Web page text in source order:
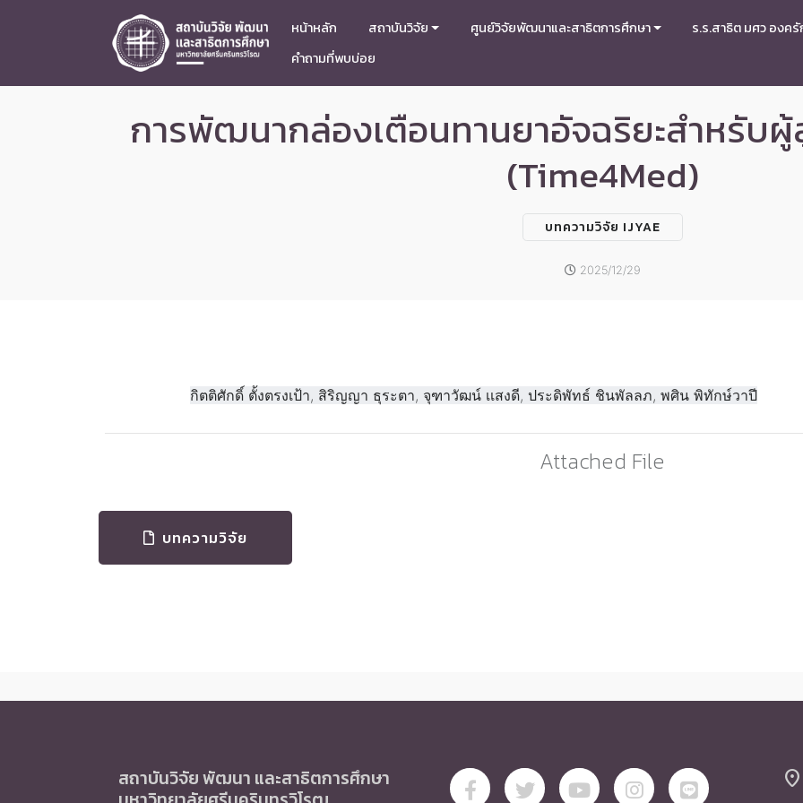
หน้าหลัก สถาบันวิจัย ศูนย์วิจัยพัฒนาและสาธิตการศึกษา ร.ร.สาธิต มศว องค
คำถามที่พบบ่อย
การพัฒนากล่องเตือนทานยาอัจฉริยะสำหรับ
(Time4Med)
บทความวิจัย IJYAE
2025/12/29
กิตติศักดิ์ ตั้งตรงเป้า, สิริญญา ธุระตา, จุฑาวัฒน์ เเสงดี, ประดิพัทธ์ ชินพัลลภ, พศิน พิทักษ์วาปี
Attached File
บทความวิจัย
สถาบันวิจัย พัฒนา และสาธิตการศึกษา
location_on